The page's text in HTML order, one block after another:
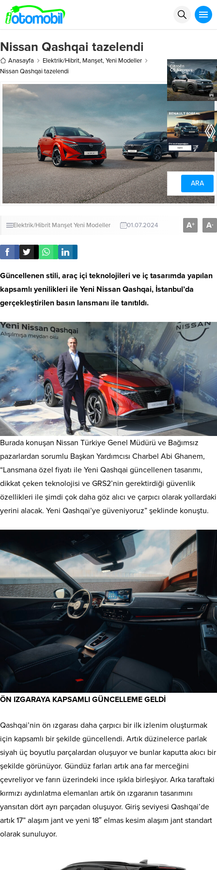
Nissan Qashqai tazelendi
Anasayfa Elektrik/Hibrit, Manşet,Yeni Modeller
Nissan Qashqai tazelendi
Elektrik/Hibrit ManşetYeni Modeller 01.07.2024 A+ A-
Güncellenen stili, araç içi teknolojileri ve iç tasarımda yapılan
kapsamlı yenilikleri ile Yeni Nissan Qashqai, İstanbul’da
gerçekleştirilen basın lansmanı ile tanıtıldı.
Burada konuşan Nissan Türkiye Genel Müdürü ve Bağımsız
pazarlardan sorumlu Başkan Yardımcısı Charbel Abi Ghanem,
“Lansmana özel fiyatı ile Yeni Qashqai güncellenen tasarımı,
dikkat çeken teknolojisi ve GRS2’nin gerektirdiği güvenlik
özellikleri ile şimdi çok daha göz alıcı ve çarpıcı olarak yollardaki
yerini alacak. Yeni Qashqai’ye güveniyoruz” şeklinde konuştu.
ÖN IZGARAYA KAPSAMLI GÜNCELLEME GELDİ
Qashqai’nin ön ızgarası daha çarpıcı bir ilk izlenim oluşturmak
için kapsamlı bir şekilde güncellendi. Artık düzinelerce parlak
siyah üç boyutlu parçalardan oluşuyor ve bunlar kaputta akıcı bir
şekilde görünüyor. Gündüz farları artık ana far merceğini
çevreliyor ve farın üzerindeki ince ışıkla birleşiyor. Arka taraftaki
kırmızı aydınlatma elemanları artık ön ızgaranın tasarımını
yansıtan dört ayrı parçadan oluşuyor. Giriş seviyesi Qashqai’de
artık 17” alaşım jant ve yeni 18″ elmas kesim alaşım jant standart
olarak sunuluyor.